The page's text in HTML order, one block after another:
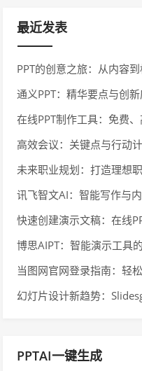
最近发表
PPT的创意之旅：从内容
通义PPT：精华要点与创
在线PPT制作工具：免费
高效会议：关键点与行动
未来职业规划：打造理想
讯飞智文AI：智能写作与
快速创建演示文稿：在线
博思AIPT：智能演示工具
当图网官网登录指南：轻
幻灯片设计新趋势：
PPTAI一键生成